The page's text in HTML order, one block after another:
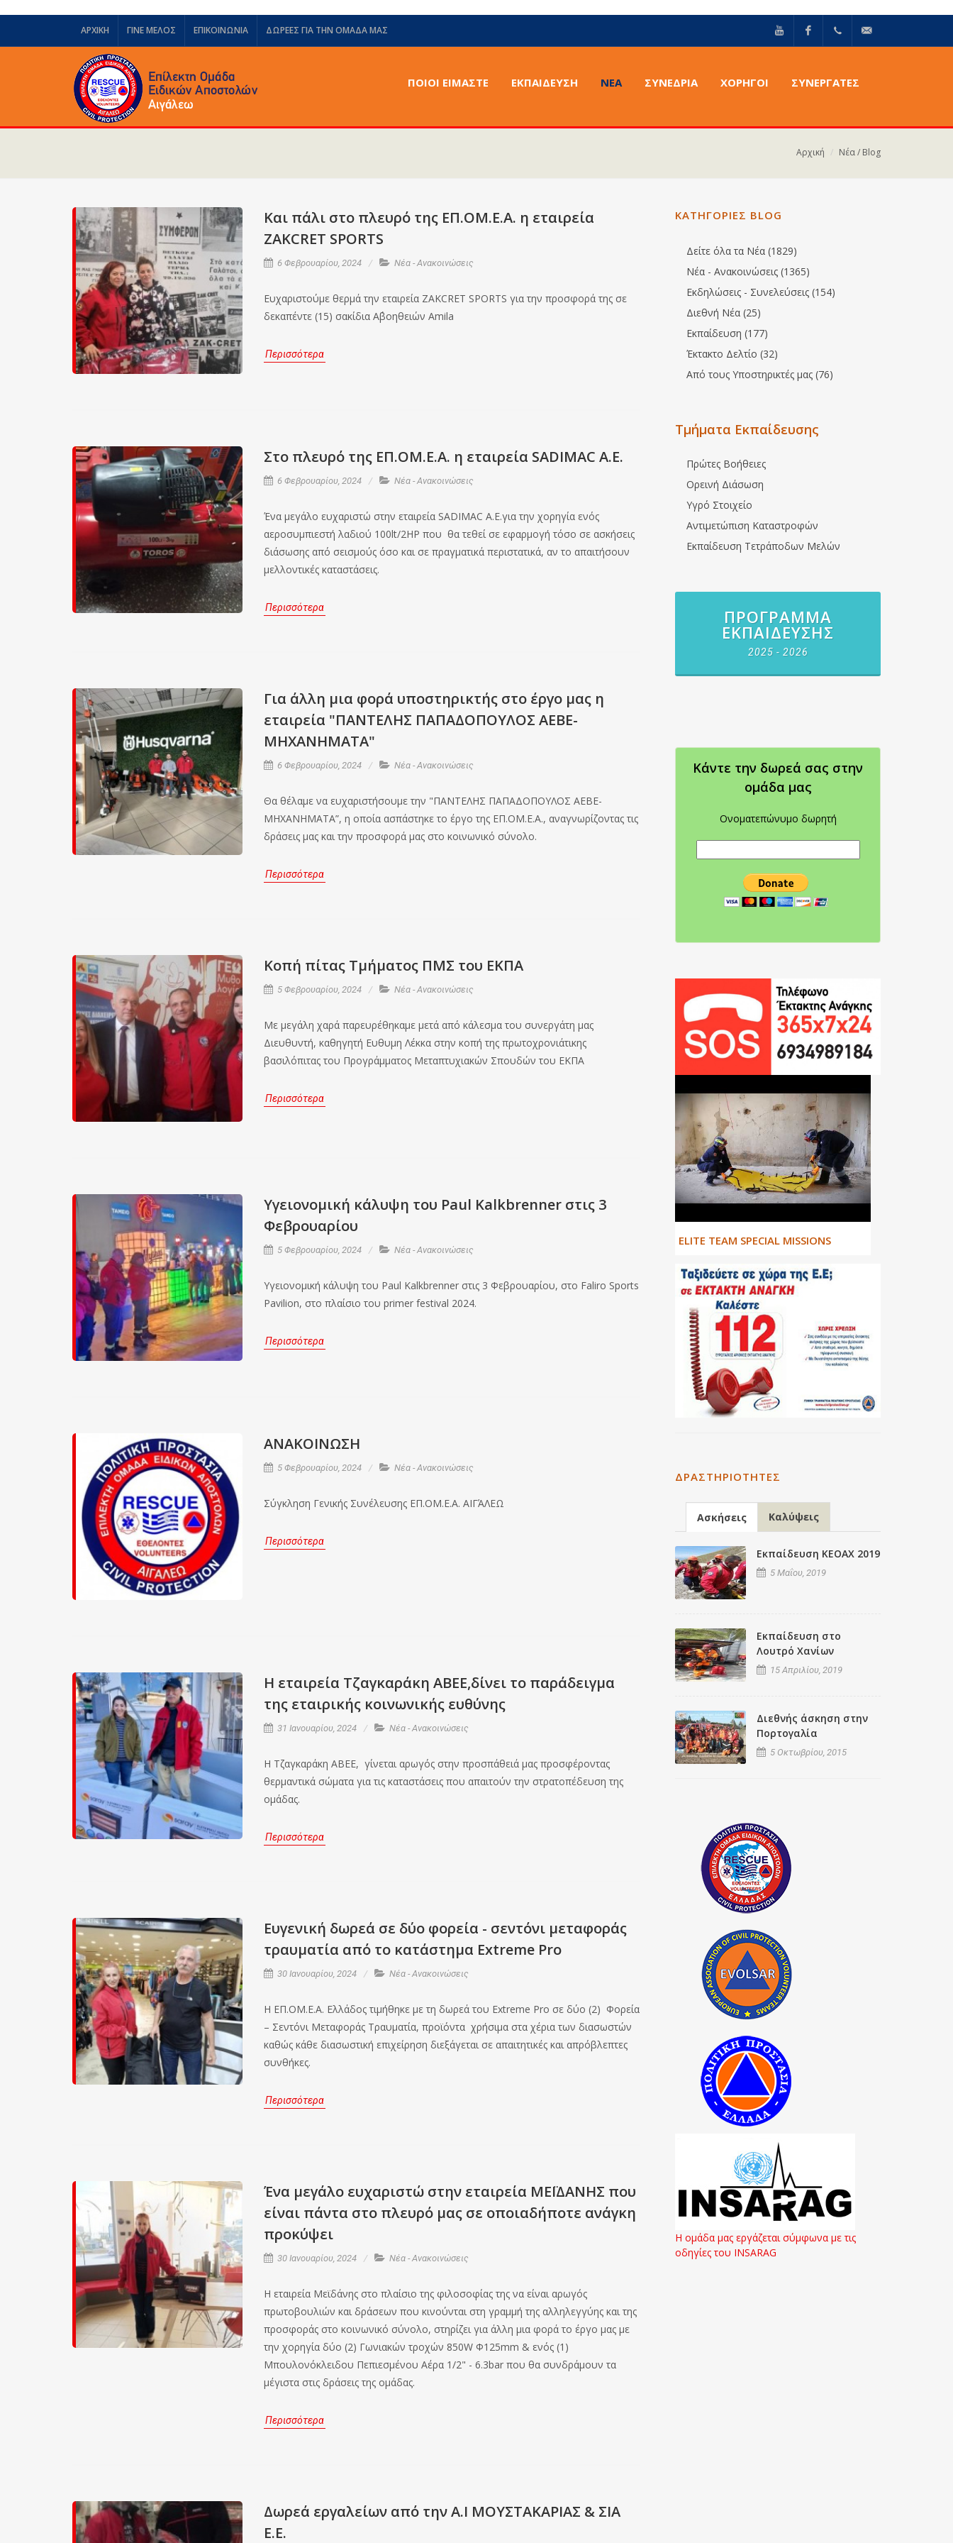
ΑΡΧΙΚΗ ΓΙΝΕ ΜΕΛΟΣ ΕΠΙΚΟΙΝΩΝΙΑ ΔΩΡΕΈΣ ΓΙΑ ΤΗΝ ΟΜΆΔΑ ΜΑΣ
ΠΟΙΟΙ ΕΙΜΑΣΤΕ ΕΚΠΑΙΔΕΥΣΗ ΝΈΑ ΣΥΝΈΔΡΙΑ ΧΟΡΗΓΟΙ ΣΥΝΕΡΓΑΤΕΣ
Αρχική Νέα / Blog
Και πάλι στο πλευρό της ΕΠ.ΟΜ.Ε.Α. η εταιρεία
ZAKCRET SPORTS
6 Φεβρουαρίου, 2024 Νέα - Ανακοινώσεις
Ευχαριστούμε θερμά την εταιρεία ZAKCRET SPORTS για την προσφορά της σε
δεκαπέντε (15) σακίδια Α΄βοηθειών Amila
Περισσότερα
Στο πλευρό της ΕΠ.ΟΜ.Ε.Α. η εταιρεία SADIMAC A.E.
6 Φεβρουαρίου, 2024 Νέα - Ανακοινώσεις
Ένα μεγάλο ευχαριστώ στην εταιρεία SADIMAC A.E.για την χορηγία ενός
αεροσυμπιεστή λαδιού 100lt/2HP που θα τεθεί σε εφαρμογή τόσο σε ασκήσεις
διάσωσης από σεισμούς όσο και σε πραγματικά περιστατικά, αν το απαιτήσουν
μελλοντικές καταστάσεις.
Περισσότερα
Για άλλη μια φορά υποστηρικτής στο έργο μας η
εταιρεία "ΠΑΝΤΕΛΗΣ ΠΑΠΑΔΟΠΟΥΛΟΣ ΑΕΒΕ-
ΜΗΧΑΝΗΜΑΤΑ"
6 Φεβρουαρίου, 2024 Νέα - Ανακοινώσεις
Θα θέλαμε να ευχαριστήσουμε την "ΠΑΝΤΕΛΗΣ ΠΑΠΑΔΟΠΟΥΛΟΣ ΑΕΒΕ-
ΜΗΧΑΝΗΜΑΤΑ”, η οποία ασπάστηκε το έργο της ΕΠ.ΟΜ.Ε.Α., αναγνωρίζοντας τις
δράσεις μας και την προσφορά μας στο κοινωνικό σύνολο.
Περισσότερα
Κοπή πίτας Τμήματος ΠΜΣ του ΕΚΠΑ
5 Φεβρουαρίου, 2024 Νέα - Ανακοινώσεις
Με μεγάλη χαρά παρευρέθηκαμε μετά από κάλεσμα του συνεργάτη μας
Διευθυντή, καθηγητή Ευθυμη Λέκκα στην κοπή της πρωτοχρονιάτικης
βασιλόπιτας του Προγράμματος Μεταπτυχιακών Σπουδών του ΕΚΠΑ
Περισσότερα
Υγειονομική κάλυψη του Paul Kalkbrenner στις 3
Φεβρουαρίου
5 Φεβρουαρίου, 2024 Νέα - Ανακοινώσεις
Υγειονομική κάλυψη του Paul Kalkbrenner στις 3 Φεβρουαρίου, στο Faliro Sports
Pavilion, στο πλαίσιο του primer festival 2024.
Περισσότερα
ΑΝΑΚΟΙΝΩΣΗ
5 Φεβρουαρίου, 2024 Νέα - Ανακοινώσεις
Σύγκληση Γενικής Συνέλευσης ΕΠ.ΟΜ.Ε.Α. ΑΙΓΆΛΕΩ
Περισσότερα
Η εταιρεία Τζαγκαράκη ΑΒΕΕ,δίνει το παράδειγμα
της εταιρικής κοινωνικής ευθύνης
31 Ιανουαρίου, 2024 Νέα - Ανακοινώσεις
Η Τζαγκαράκη ΑΒΕΕ, γίνεται αρωγός στην προσπάθειά μας προσφέροντας
θερμαντικά σώματα για τις καταστάσεις που απαιτούν την στρατοπέδευση της
ομάδας.
Περισσότερα
Ευγενική δωρεά σε δύο φορεία - σεντόνι μεταφοράς
τραυματία από το κατάστημα Extreme Pro
30 Ιανουαρίου, 2024 Νέα - Ανακοινώσεις
Η ΕΠ.ΟΜ.Ε.Α. Ελλάδος τιμήθηκε με τη δωρεά του Extreme Pro σε δύο (2) Φορεία
– Σεντόνι Μεταφοράς Τραυματία, προϊόντα χρήσιμα στα χέρια των διασωστών
καθώς κάθε διασωστική επιχείρηση διεξάγεται σε απαιτητικές και απρόβλεπτες
συνθήκες.
Περισσότερα
Ένα μεγάλο ευχαριστώ στην εταιρεία ΜΕΪΔΑΝΗΣ που
είναι πάντα στο πλευρό μας σε οποιαδήποτε ανάγκη
προκύψει
30 Ιανουαρίου, 2024 Νέα - Ανακοινώσεις
Η εταιρεία Μεϊδάνης στο πλαίσιο της φιλοσοφίας της να είναι αρωγός
πρωτοβουλιών και δράσεων που κινούνται στη γραμμή της αλληλεγγύης και της
προσφοράς στο κοινωνικό σύνολο, στηρίζει για άλλη μια φορά το έργο μας με
την χορηγία δύο (2) Γωνιακών τροχών 850W Φ125mm & ενός (1)
Μπουλονόκλειδου Πεπιεσμένου Αέρα 1/2" - 6.3bar που θα συνδράμουν τα
μέγιστα στις δράσεις της ομάδας.
Περισσότερα
Δωρεά εργαλείων από την Α.Ι ΜΟΥΣΤΑΚΑΡΙΑΣ & ΣΙΑ
Ε.Ε.
ΚΑΤΗΓΟΡΙΕΣ BLOG
Δείτε όλα τα Νέα (1829)
Νέα - Ανακοινώσεις (1365)
Εκδηλώσεις - Συνελεύσεις (154)
Διεθνή Νέα (25)
Εκπαίδευση (177)
Έκτακτο Δελτίο (32)
Από τους Υποστηρικτές μας (76)
Τμήματα Εκπαίδευσης
Πρώτες Βοήθειες
Ορεινή Διάσωση
Υγρό Στοιχείο
Αντιμετώπιση Καταστροφών
Εκπαίδευση Τετράποδων Μελών
ΠΡΌΓΡΑΜΜΑ
ΕΚΠΑΊΔΕΥΣΗΣ
2025 - 2026
Κάντε την δωρεά σας στην
oμάδα μας
Ονοματεπώνυμο δωρητή
ΕLITE TEAM SPECIAL MISSIONS
ΔΡΑΣΤΗΡΙΌΤΗΤΕΣ
Ασκήσεις Καλύψεις
Εκπαίδευση ΚΕΟΑΧ 2019
5 Μαΐου, 2019
Εκπαίδευση στο
Λουτρό Χανίων
15 Απριλίου, 2019
Διεθνής άσκηση στην
Πορτογαλία
5 Οκτωβρίου, 2015
Η ομάδα μας εργάζεται σύμφωνα με τις
οδηγίες του INSARAG